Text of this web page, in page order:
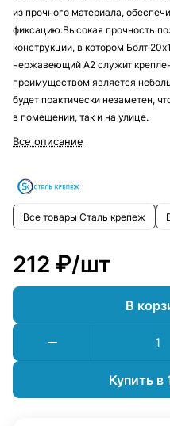
из прочного материала,
фиксацию.Высокая прочность
конструкции, в котором Болт
нержавеющий А2 служит
преимуществом является
будет практически незаметен,
в помещении, так и на улице.
Все описание
Все товары Сталь крепеж
212 ₽/шт
В
Купить в